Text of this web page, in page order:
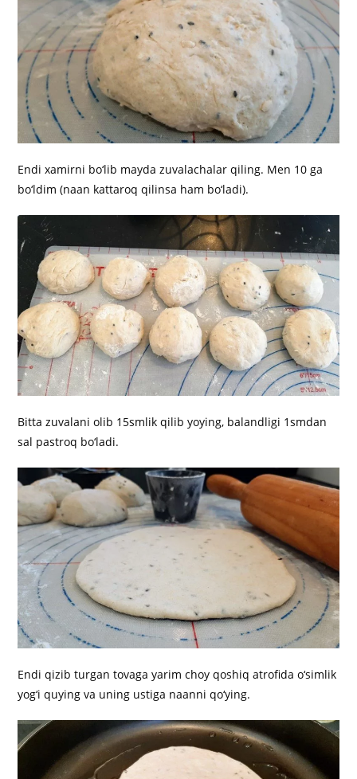
Endi xamirni bo‘lib mayda zuvalachalar qiling. Men 10 ga
bo‘ldim (naan kattaroq qilinsa ham bo‘ladi).
Bitta zuvalani olib 15smlik qilib yoying, balandligi 1smdan
sal pastroq bo‘ladi.
Endi qizib turgan tovaga yarim choy qoshiq atrofida o‘simlik
yog‘i quying va uning ustiga naanni qo‘ying.